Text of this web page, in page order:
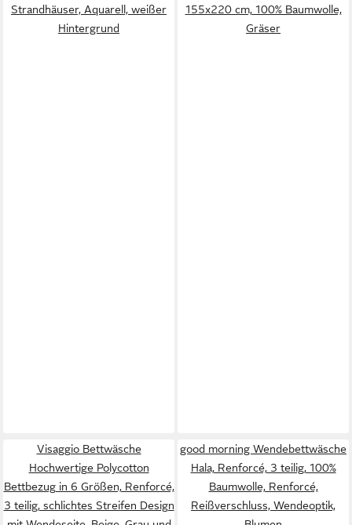
Strandhäuser, Aquarell, weißer
Hintergrund
155x220 cm, 100% Baumwolle,
Gräser
Visaggio Bettwäsche
Hochwertige Polycotton
Bettbezug in 6 Größen, Renforcé,
3 teilig, schlichtes Streifen Design
good morning Wendebettwäsche
Hala, Renforcé, 3 teilig, 100%
Baumwolle, Renforcé,
Reißverschluss, Wendeoptik,